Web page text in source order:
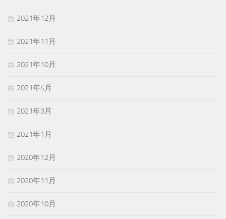
2021年12月
2021年11月
2021年10月
2021年4月
2021年3月
2021年1月
2020年12月
2020年11月
2020年10月